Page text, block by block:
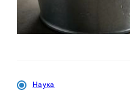
Наука